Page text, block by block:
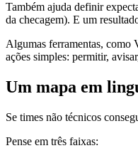
Também ajuda definir
da checagem). E um
Algumas ferramentas, como
ações simples: permitir,
Um mapa em
Se times não técnicos
Pense em três faixas: